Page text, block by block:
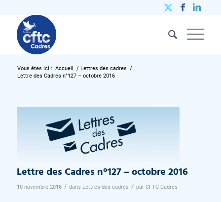
Vous êtes ici : Accueil / Lettres des cadres /
Lettre des Cadres n°127 – octobre 2016
Lettre des Cadres n°127 – octobre 2016
10 novembre 2016 / dans Lettres des cadres / par CFTC Cadres